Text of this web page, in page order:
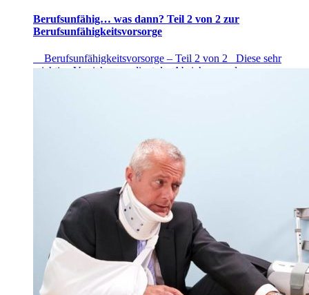
Berufsunfähig… was dann? Teil 2 von 2 zur
Berufsunfähigkeitsvorsorge
Berufsunfähigkeitsvorsorge – Teil 2 von 2 Diese sehr
wichtige Versicherung dient der Absicherung der
diesem Grund ist es sehr wichtig, einen kompetenten […]